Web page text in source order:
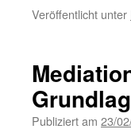
Veröffentlicht unter
Publiziert am 23/